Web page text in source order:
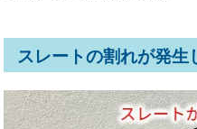
スレートの割れが発生